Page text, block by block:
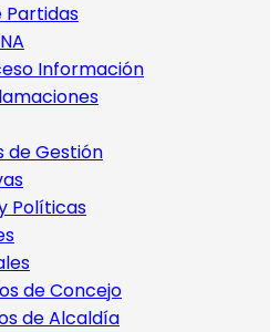
Partidas
Información
de Gestión
Políticas
de Concejo
de Alcaldía